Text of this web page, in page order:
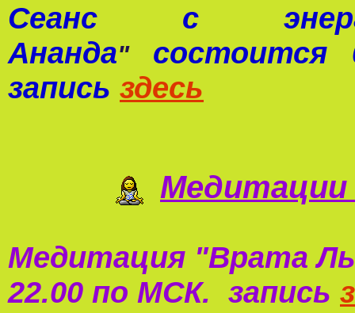
Сеанс с
Ананда"
состоится
запись здесь
Медитации
Медитация "Врата
22.00 по МСК. запись